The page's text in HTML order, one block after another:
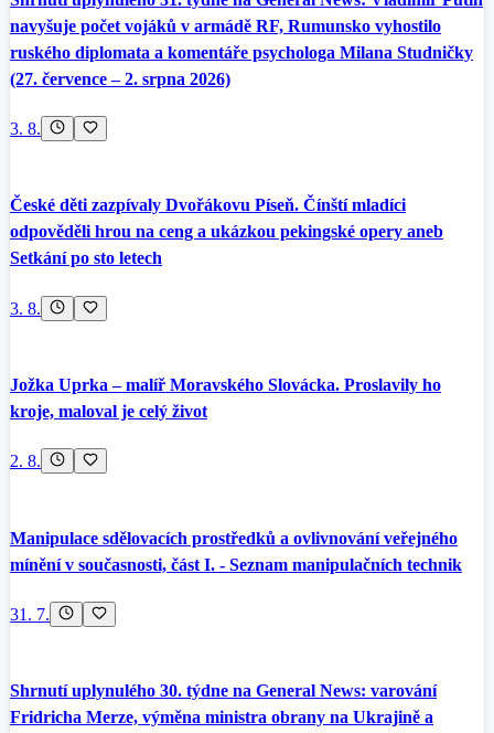
navyšuje počet vojáků v armádě RF, Rumunsko vyhostilo
ruského diplomata a komentáře psychologa Milana Studničky
(27. července – 2. srpna 2026)
3. 8.
České děti zazpívaly Dvořákovu Píseň. Čínští mladíci
odpověděli hrou na ceng a ukázkou pekingské opery aneb
Setkání po sto letech
3. 8.
Jožka Uprka – malíř Moravského Slovácka. Proslavily ho
kroje, maloval je celý život
2. 8.
Manipulace sdělovacích prostředků a ovlivnování veřejného
mínění v současnosti, část I. - Seznam manipulačních technik
31. 7.
Shrnutí uplynulého 30. týdne na General News: varování
Fridricha Merze, výměna ministra obrany na Ukrajině a